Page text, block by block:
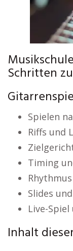
Schritten
Spielen
Riffs und
Timing
Slides
Live-Spiel
Inhalt